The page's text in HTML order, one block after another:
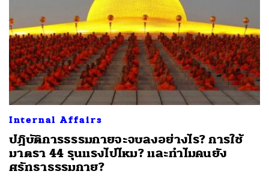
Internal Affairs
ปฎิบัติการธรรมกายจะจบลงอย่างไร? การใช้
มาตรา 44 รุนแรงไปไหม? และทำไมคนยัง
ศรัทธาธรรมกาย?